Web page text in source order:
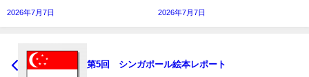
2026年7月7日 2026年7月7日
第5回 シンガポール絵本レポート